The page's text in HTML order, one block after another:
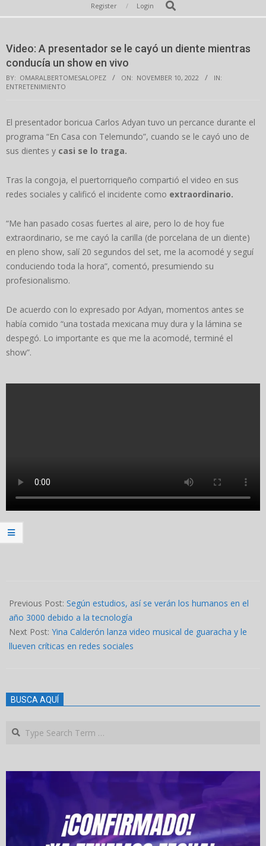
Navigation
Register Login Search
Video: A presentador se le cayó un diente mientras
conducía un show en vivo
BY: OMARALBERTOMESALOPEZ ON: NOVEMBER 10, 2022
IN:
ENTRETENIMIENTO
El presentador boricua Carlos Adyan tuvo un percance durante el
programa “En Casa con Telemundo”, cuando se le cayó uno de
sus dientes y casi se lo traga.
Tras la congoja, el puertorriqueño compartió el video en sus
redes sociales y calificó el incidente como extraordinario.
“Me han pasado cosas fuertes al aire, pero lo de hoy fue
extraordinario, se me cayó la carilla (de porcelana de un diente)
en pleno show, salí 20 segundos del set, me la acomodé y seguí
conduciendo toda la hora”, comentó, presumiendo su
profesionalismo.
De acuerdo con lo expresado por Adyan, momentos antes se
había comido “una tostada mexicana muy dura y la lámina se
despegó. Lo importante es que me la acomodé, terminé el
show”.
11-
10
Previous Post: Según estudios, así se verán los humanos en el
año 3000 debido a la tecnología
Next Post: Yina Calderón lanza video musical de guaracha y le
llueven críticas en redes sociales
BUSCA AQUÍ
Search